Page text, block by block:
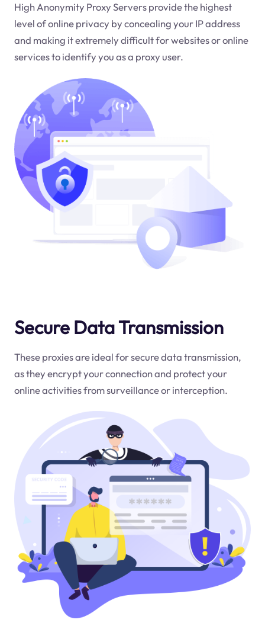
High Anonymity Proxy Servers provide the highest
level of online privacy by concealing your IP address
and making it extremely difficult for websites or online
services to identify you as a proxy user.
Secure Data Transmission
These proxies are ideal for secure data transmission,
as they encrypt your connection and protect your
online activities from surveillance or interception.